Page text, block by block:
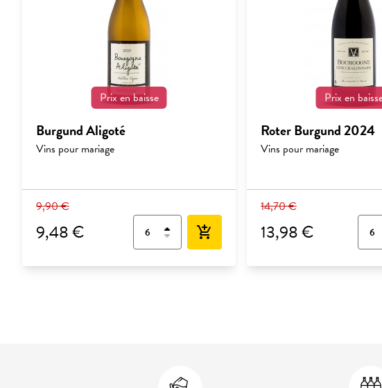
Prix en baisse
Burgund Aligoté
Vins pour mariage
9,90 €
9,48 € add_shopping_cart
Prix en
Roter Burgund 2024
Vins pour mariage
14,70 €
13,98 €